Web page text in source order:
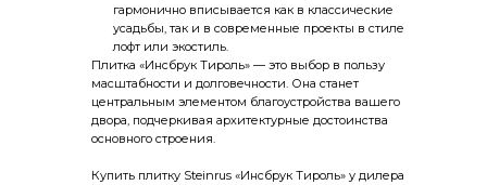
гармонично вписывается как в классические
усадьбы, так и в современные проекты в стиле
лофт или экостиль.
Плитка «Инсбрук Тироль» — это выбор в пользу
масштабности и долговечности. Она станет
центральным элементом благоустройства вашего
двора, подчеркивая архитектурные достоинства
основного строения.
Купить плитку Steinrus «Инсбрук Тироль» у дилера